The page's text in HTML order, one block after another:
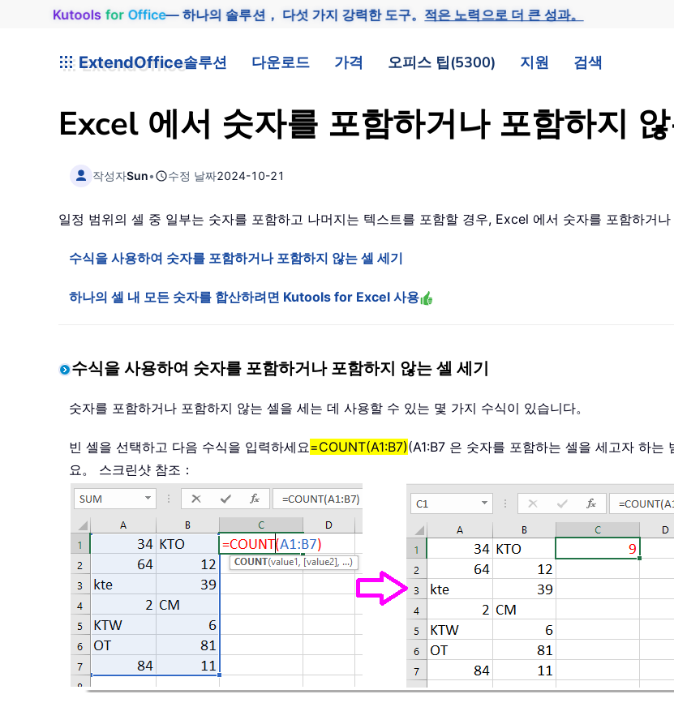
Kutools for Office— 하나의 솔루션， 다섯 가지 강력한 도구。 적은 노력으로 더 큰 성과。
ExtendOffice솔루션 다운로드 가격 오피스 팁(5300) 지원 검색
Excel 에서 숫자를 포함하거나 포함하지
작성자Sun• 수정 날짜2024-10-21
일정 범위의 셀 중 일부는 숫자를 포함하고 나머지는 텍스트를 포함할 경우, Excel 에서 숫자를 포함하거
수식을 사용하여 숫자를 포함하거나 포함하지 않는 셀 세기
하나의 셀 내 모든 숫자를 합산하려면 Kutools for Excel 사용
수식을 사용하여 숫자를 포함하거나 포함하지 않는 셀 세기
숫자를 포함하거나 포함하지 않는 셀을 세는 데 사용할 수 있는 몇 가지 수식이 있습니다。
빈 셀을 선택하고 다음 수식을 입력하세요=COUNT(A1:B7)(A1:B7 은 숫자를 포함하는 셀을 세고자 하는
요。 스크린샷 참조：